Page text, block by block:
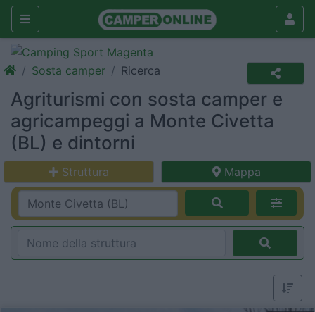
Sosta camper Ricerca
Agriturismi con sosta camper e
agricampeggi a Monte Civetta
(BL) e dintorni
Struttura Mappa